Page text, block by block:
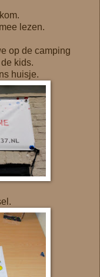
lezen.
op de camping
kids.
huisje.